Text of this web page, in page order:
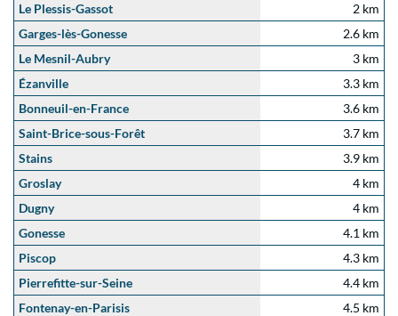
Le Plessis-Gassot
2 km
Garges-lès-Gonesse
2.6 km
Le Mesnil-Aubry
3 km
Ézanville
3.3 km
Bonneuil-en-France
3.6 km
Saint-Brice-sous-Forêt
3.7 km
Stains
3.9 km
Groslay
4 km
Dugny
4 km
Gonesse
4.1 km
Piscop
4.3 km
Pierrefitte-sur-Seine
4.4 km
Fontenay-en-Parisis
4.5 km